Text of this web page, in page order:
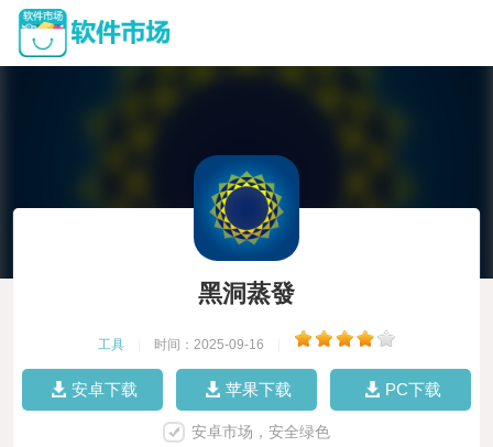
黑洞蒸發
工具 时间：2025-09-16
安卓下载 苹果下载 PC下载
安卓市场，安全绿色